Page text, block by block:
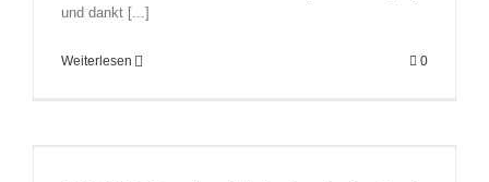
und dankt [...]
Weiterlesen 0